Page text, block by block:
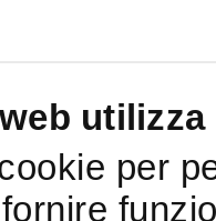
utilizza
per